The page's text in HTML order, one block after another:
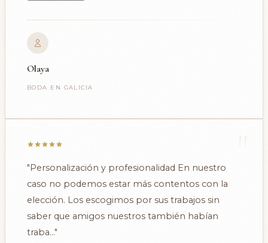
Olaya
BODA EN GALICIA
"
"Personalización y profesionalidad En nuestro
caso no podemos estar más contentos con la
elección. Los escogimos por sus trabajos sin
saber que amigos nuestros también habían
traba..."